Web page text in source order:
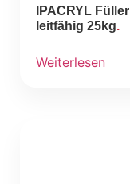
IPACRYL Füller
leitfähig 25kg
Weiterlesen